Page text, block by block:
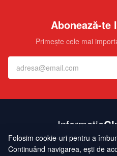
Abonează-te
Primește cele mai
ContactEchipa Publicitate
Folosim cookie-uri pentru a
Continuând navigarea, ești de